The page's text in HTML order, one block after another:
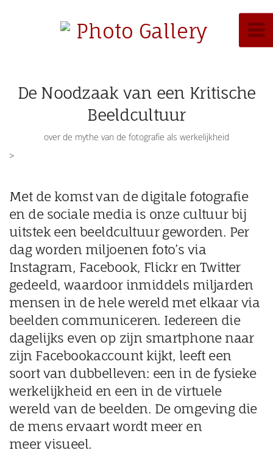
De Noodzaak van een Kritische
Beeldcultuur
over de mythe van de fotografie als werkelijkheid
>
Met de komst van de digitale fotografie
en de sociale media is onze cultuur bij
uitstek een beeldcultuur geworden. Per
dag worden miljoenen foto’s via
Instagram, Facebook, Flickr en Twitter
gedeeld, waardoor inmiddels miljarden
mensen in de hele wereld met elkaar via
beelden communiceren. Iedereen die
dagelijks even op zijn smartphone naar
zijn Facebookaccount kijkt, leeft een
soort van dubbelleven: een in de fysieke
werkelijkheid en een in de virtuele
wereld van de beelden. De omgeving die
de mens ervaart wordt meer en
meer visueel.